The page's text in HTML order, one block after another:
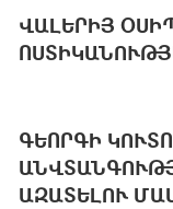
ՎԱԼԵՐԻՅ
ԳԵՈՐԳԻ
ԱԶԱՏԵԼՈՒ